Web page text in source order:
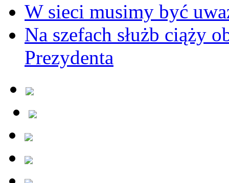
W sieci musimy być
Na szefach służb ciąży
Prezydenta